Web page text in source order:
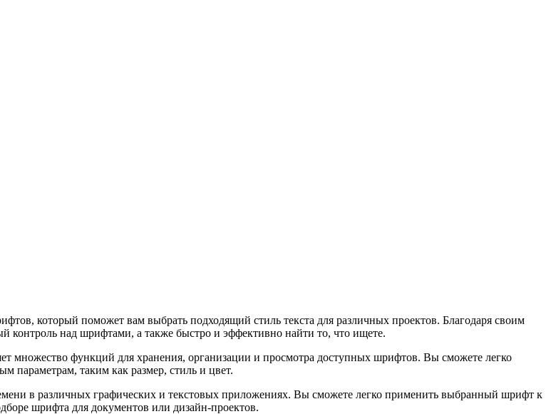
который поможет вам выбрать подходящий стиль текста для различных проектов. Благодаря своим
над шрифтами, а также быстро и эффективно найти то, что ищете.
множество функций для хранения, организации и просмотра доступных шрифтов. Вы сможете легко
параметрам, таким как размер, стиль и цвет.
в различных графических и текстовых приложениях. Вы сможете легко применить выбранный шрифт к
шрифта для документов или дизайн-проектов.